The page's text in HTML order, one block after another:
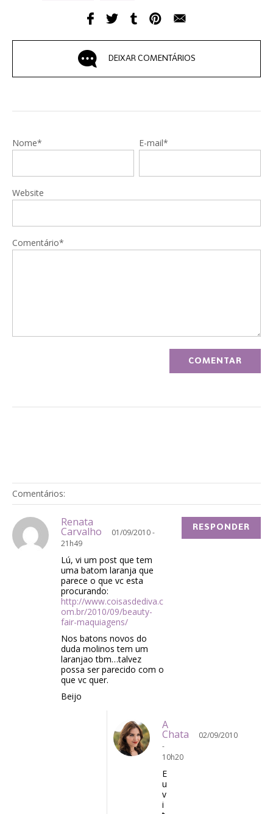
DEIXAR COMENTÁRIOS
Nome* E-mail*
Website
Comentário*
Comentários:
Renata
Carvalho
01/09/2010 -
21h49
Lú, vi um post que tem
uma batom laranja que
parece o que vc esta
procurando:
http://www.coisasdediva.c
om.br/2010/09/beauty-
fair-maquiagens/
Nos batons novos do
duda molinos tem um
laranjao tbm…talvez
possa ser parecido com o
que vc quer.
Beijo
RESPONDER
A
Chata
02/09/2010
-
10h20
E
u
v
i